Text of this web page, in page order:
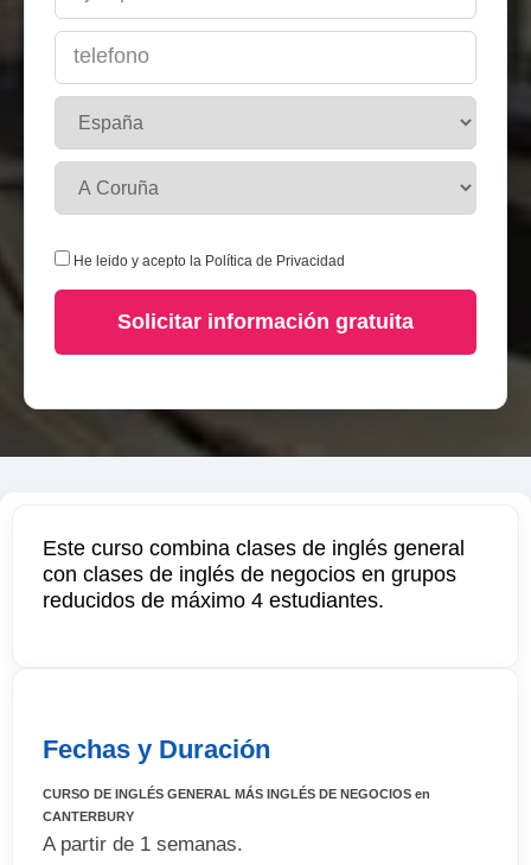
He leido y acepto la Política de Privacidad
Solicitar información gratuita
Este curso combina clases de inglés general
con clases de inglés de negocios en grupos
reducidos de máximo 4 estudiantes.
Fechas y Duración
CURSO DE INGLÉS GENERAL MÁS INGLÉS DE NEGOCIOS en
CANTERBURY
A partir de 1 semanas.